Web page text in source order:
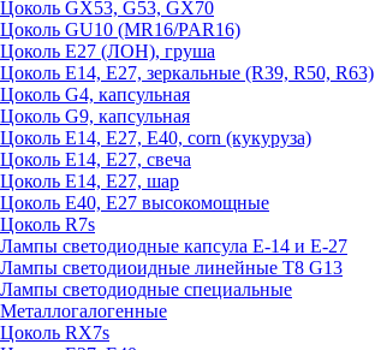
Цоколь GX53, G53, GX70
Цоколь GU10 (MR16/PAR16)
Цоколь Е27 (ЛОН), груша
Цоколь Е14, Е27, зеркальные (R39, R50, R63)
Цоколь G4, капсульная
Цоколь G9, капсульная
Цоколь Е14, Е27, Е40, corn (кукуруза)
Цоколь Е14, Е27, свеча
Цоколь Е14, Е27, шар
Цоколь Е40, Е27 высокомощные
Цоколь R7s
Лампы светодиодные капсула Е-14 и Е-27
Лампы светодиоидные линейные T8 G13
Лампы светодиодные специальные
Металлогалогенные
Цоколь RX7s